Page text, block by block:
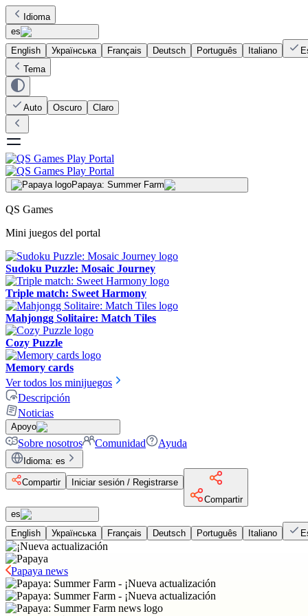
Idioma
es
English
Українська Français Deutsch Português Italiano
Tema
Auto Oscuro Claro
Papaya: Summer Farm
QS Games
Mini juegos del portal
Sudoku Puzzle: Mosaic Journey
Triple match: Sweet Harmony
Mahjongg Solitaire: Match Tiles
Cozy Puzzle
Memory cards
Ver todos los minijuegos
Descripción
Noticias
Apoyo
Sobre nosotros Comunidad Ayuda
Idioma: es
Compartir
Iniciar sesión / Registrarse
Compartir
es
English
Українська Français Deutsch Português Italiano
Papaya news